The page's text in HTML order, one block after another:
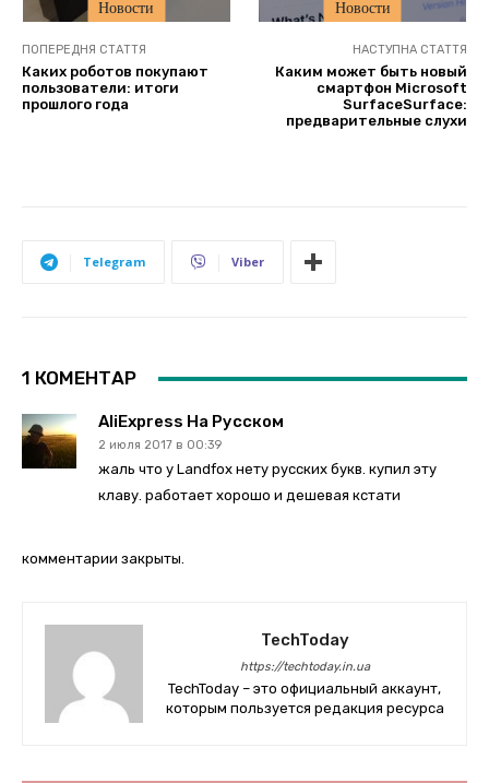
Новости Новости
ПОПЕРЕДНЯ СТАТТЯ
Каких роботов покупают
пользователи: итоги
прошлого года
НАСТУПНА СТАТТЯ
Каким может быть новый
смартфон Microsoft
SurfaceSurface:
предварительные слухи
Telegram Viber
1 КОМЕНТАР
AliExpress На Русском
2 июля 2017 в 00:39
жаль что у Landfox нету русских букв. купил эту
клаву. работает хорошо и дешевая кстати
комментарии закрыты.
TechToday
https://techtoday.in.ua
TechToday – это официальный аккаунт,
которым пользуется редакция ресурса